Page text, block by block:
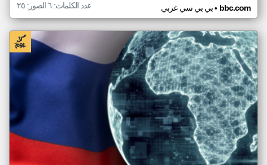
بي بي سي عربي• bbc.com عدد الكلمات: ٦ الصور: ٢٥